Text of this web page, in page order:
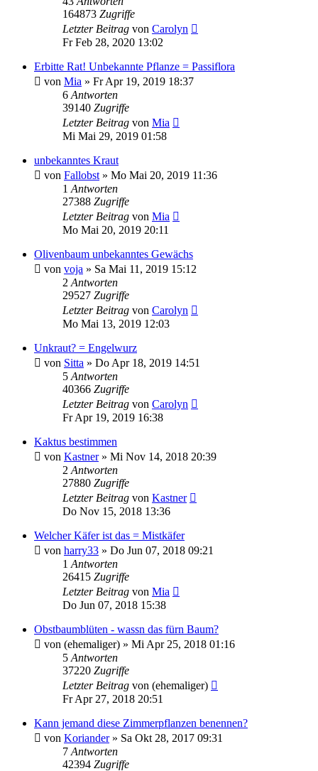
164873 Zugriffe
Letzter Beitrag von Carolyn
Fr Feb 28, 2020 13:02
Erbitte Rat! Unbekannte Pflanze = Passiflora
von Mia » Fr Apr 19, 2019 18:37
6 Antworten
39140 Zugriffe
Letzter Beitrag von Mia
Mi Mai 29, 2019 01:58
unbekanntes Kraut
von Fallobst » Mo Mai 20, 2019 11:36
1 Antworten
27388 Zugriffe
Letzter Beitrag von Mia
Mo Mai 20, 2019 20:11
Olivenbaum unbekanntes Gewächs
von voja » Sa Mai 11, 2019 15:12
2 Antworten
29527 Zugriffe
Letzter Beitrag von Carolyn
Mo Mai 13, 2019 12:03
Unkraut? = Engelwurz
von Sitta » Do Apr 18, 2019 14:51
5 Antworten
40366 Zugriffe
Letzter Beitrag von Carolyn
Fr Apr 19, 2019 16:38
Kaktus bestimmen
von Kastner» Mi Nov 14, 2018 20:39
2 Antworten
27880 Zugriffe
Letzter Beitrag von Kastner
Do Nov 15, 2018 13:36
Welcher Käfer ist das = Mistkäfer
von harry33 » Do Jun 07, 2018 09:21
1 Antworten
26415 Zugriffe
Letzter Beitrag von Mia
Do Jun 07, 2018 15:38
Obstbaumblüten - wassn das fürn Baum?
von (ehemaliger) » Mi Apr 25, 2018 01:16
5 Antworten
37220 Zugriffe
Letzter Beitrag von (ehemaliger)
Fr Apr 27, 2018 20:51
Kann jemand diese Zimmerpflanzen benennen?
von Koriander» Sa Okt 28, 2017 09:31
7 Antworten
42394 Zugriffe